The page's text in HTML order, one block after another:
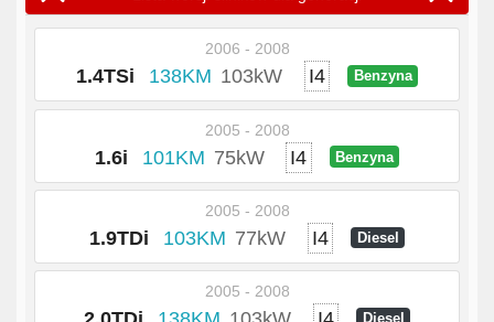
2006 - 2008
1.4TSi 138KM 103kW I4 Benzyna
2005 - 2008
1.6i 101KM 75kW I4 Benzyna
2005 - 2008
1.9TDi 103KM 77kW I4 Diesel
2005 - 2008
Diesel